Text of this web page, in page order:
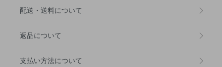
配送・送料について
返品について
支払い方法について